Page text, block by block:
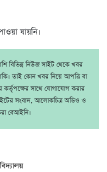
যায়নি।
বিভিন্ন নিউজ সাইট থেকে খবর
তাই কোন খবর নিয়ে আপত্তি বা
কর্তৃপক্ষের সাথে যোগাযোগ করার
সংবাদ, আলোকচিত্র অডিও ও
বেআইনি।